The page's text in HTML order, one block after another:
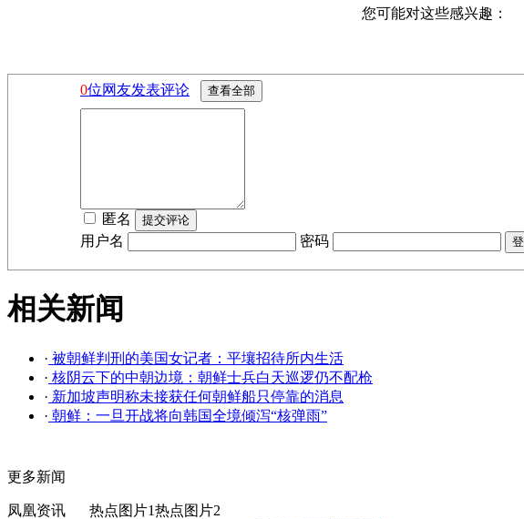
您可能对这些感兴趣：
0位网友发表评论
匿名
用户名
密码
相关新闻
· 被朝鲜判刑的美国女记者：平壤招待所内生活
· 核阴云下的中朝边境：朝鲜士兵白天巡逻仍不配枪
· 新加坡声明称未接获任何朝鲜船只停靠的消息
· 朝鲜：一旦开战将向韩国全境倾泻“核弹雨”
更多新闻
凤凰资讯 热点图片1热点图片2